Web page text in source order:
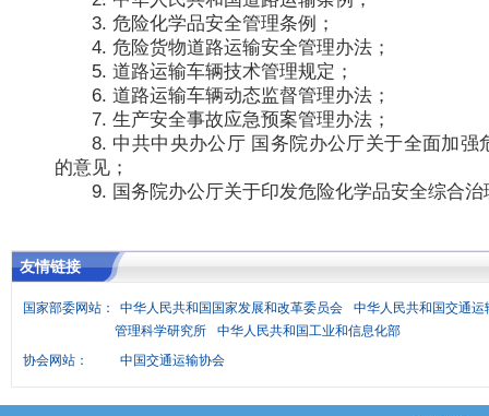
3. 危险化学品安全管理条例；
4. 危险货物道路运输安全管理办法；
5. 道路运输车辆技术管理规定；
6. 道路运输车辆动态监督管理办法；
7. 生产安全事故应急预案管理办法；
8. 中共中央办公厅 国务院办公厅关于全面加强
的意见；
9. 国务院办公厅关于印发危险化学品安全综合
友情链接
国家部委网站： 中华人民共和国国家发展和改革委员会
中华人民共和国交通运
管理科学研究所
中华人民共和国工业和信息化部
协会网站：
中国交通运输协会